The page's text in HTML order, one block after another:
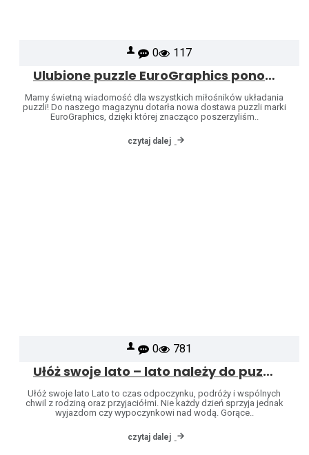
0 117
Ulubione puzzle EuroGraphics ponownie dostępne – poszerzyliśmy naszą ofertę o kolejne wzory!
Mamy świetną wiadomość dla wszystkich miłośników układania
puzzli! Do naszego magazynu dotarła nowa dostawa puzzli marki
EuroGraphics, dzięki której znacząco poszerzyliśm..
czytaj dalej
0 781
Ułóż swoje lato – lato należy do puzzli
Ułóż swoje lato Lato to czas odpoczynku, podróży i wspólnych
chwil z rodziną oraz przyjaciółmi. Nie każdy dzień sprzyja jednak
wyjazdom czy wypoczynkowi nad wodą. Gorące..
czytaj dalej